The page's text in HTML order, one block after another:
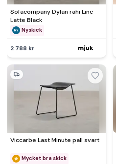
Sofacompany Dylan rahi Line
Latte Black
Nyskick
2 788 kr
Viccarbe Last Minute pall svart
Mycket bra skick